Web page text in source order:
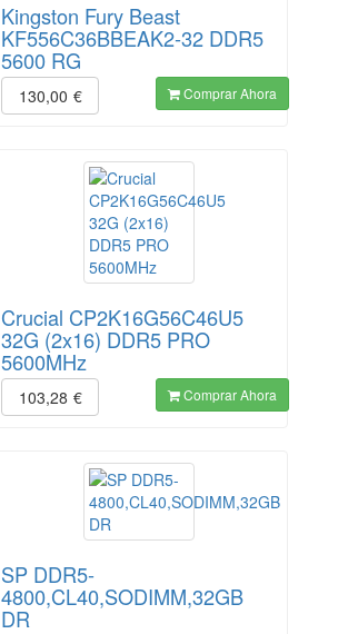
Kingston Fury Beast
KF556C36BBEAK2-32 DDR5
5600 RG
130,00 € Comprar Ahora
Crucial CP2K16G56C46U5
32G (2x16) DDR5 PRO
5600MHz
103,28 € Comprar Ahora
SP DDR5-
4800,CL40,SODIMM,32GB
DR